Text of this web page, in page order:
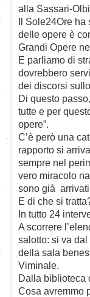
alla Sassari-
Il Sole24Ore ha
delle opere è
Grandi Opere
E parliamo di
dovrebbero
dei discorsi
Di questo
tutte e per
opere”.
C’è però una
rapporto si
sempre nel
vero miracolo
sono già
E di che si
In tutto 24
A scorrere
salotto: si va
della sala
Viminale.
Dalla biblioteca
Cosa avremmo